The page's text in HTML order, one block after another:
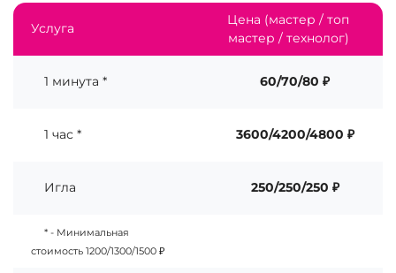
Услуга
Цена (мастер / топ
мастер / технолог)
1 минута * 60/70/80 ₽
1 час * 3600/4200/4800 ₽
Игла 250/250/250 ₽
* - Минимальная
стоимость 1200/1300/1500 ₽